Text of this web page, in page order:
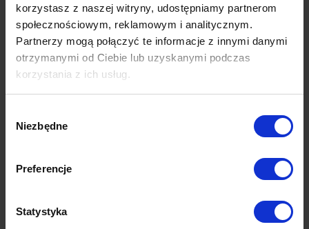
korzystasz z naszej witryny, udostępniamy partnerom
społecznościowym, reklamowym i analitycznym.
Partnerzy mogą połączyć te informacje z innymi danymi
otrzymanymi od Ciebie lub uzyskanymi podczas
korzystania z ich usług.
zgody
Niezbędne
Preferencje
Statystyka
Produkty z tej samej kolekcji